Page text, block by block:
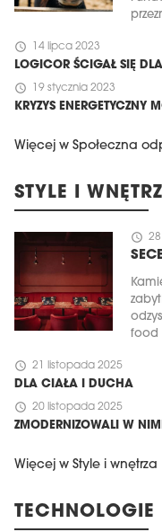
schedule 14 lipca 2023
LOGICOR ŚCIGAŁ SIĘ
schedule 19 stycznia 2023
KRYZYS ENERGETYCZNY
Więcej w Społeczna
STYLE I
schedule
food
schedule 21 listopada 2025
DLA CIAŁA I DUCHA
schedule 20 listopada 2025
ZMODERNIZOWALI W
Więcej w Style i wnętrza
TECHNOLOGIE